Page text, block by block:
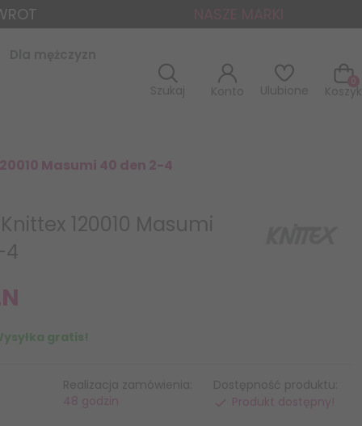
NASZE MARKI
Szukaj Konto Ulubione Koszyk
0
Masumi 40 den 2-4
120010 Masumi
4
gratis!
Realizacja zamówienia:
48 godzin
Dostępność produktu:
Produkt dostępny!